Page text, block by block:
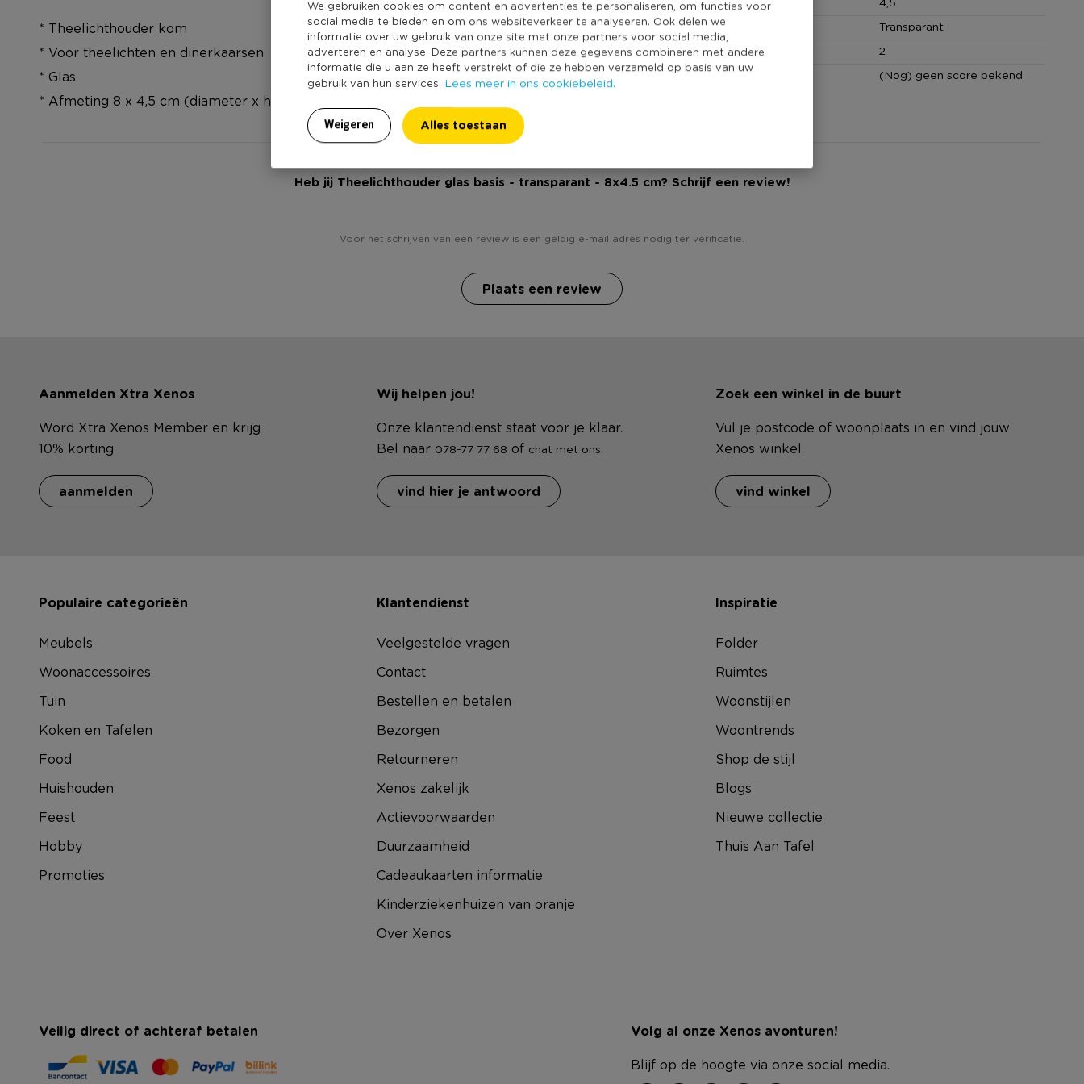
We gebruiken cookies om content en advertenties te personaliseren, om functies voor
social media te bieden en om ons websiteverkeer te analyseren. Ook delen we
informatie over uw gebruik van onze site met onze partners voor social media,
adverteren en analyse. Deze partners kunnen deze gegevens combineren met andere
informatie die u aan ze heeft verstrekt of die ze hebben verzameld op basis van uw
gebruik van hun services. Lees meer in ons cookiebeleid.
Weigeren Alles toestaan
* Theelichthouder kom
* Voor theelichten en dinerkaarsen
* Glas
* Afmeting 8 x 4,5 cm (diameter x hoogte)
Kleur
Transparant
Minimale bestelhoeveelheid
2
Duurzaamheidsscore
(Nog) geen score bekend
Heb jij Theelichthouder glas basis - transparant - 8x4.5 cm? Schrijf een review!
Voor het schrijven van een review is een geldig e-mail adres nodig ter verificatie.
Plaats een review
Aanmelden Xtra Xenos
Word Xtra Xenos Member en krijg
10% korting
aanmelden
Wij helpen jou!
Onze klantendienst staat voor je klaar.
Bel naar 078-77 77 68 of chat met ons.
vind hier je antwoord
Zoek een winkel in de buurt
Vul je postcode of woonplaats in en vind jouw
Xenos winkel.
vind winkel
Populaire categorieën
Meubels
Woonaccessoires
Tuin
Koken en Tafelen
Food
Huishouden
Feest
Hobby
Promoties
Klantendienst
Veelgestelde vragen
Contact
Bestellen en betalen
Bezorgen
Retourneren
Xenos zakelijk
Actievoorwaarden
Duurzaamheid
Cadeaukaarten informatie
Kinderziekenhuizen van oranje
Over Xenos
Inspiratie
Folder
Ruimtes
Woonstijlen
Woontrends
Shop de stijl
Blogs
Nieuwe collectie
Thuis Aan Tafel
Veilig direct of achteraf betalen Volg al onze Xenos avonturen!
Blijf op de hoogte via onze social media.